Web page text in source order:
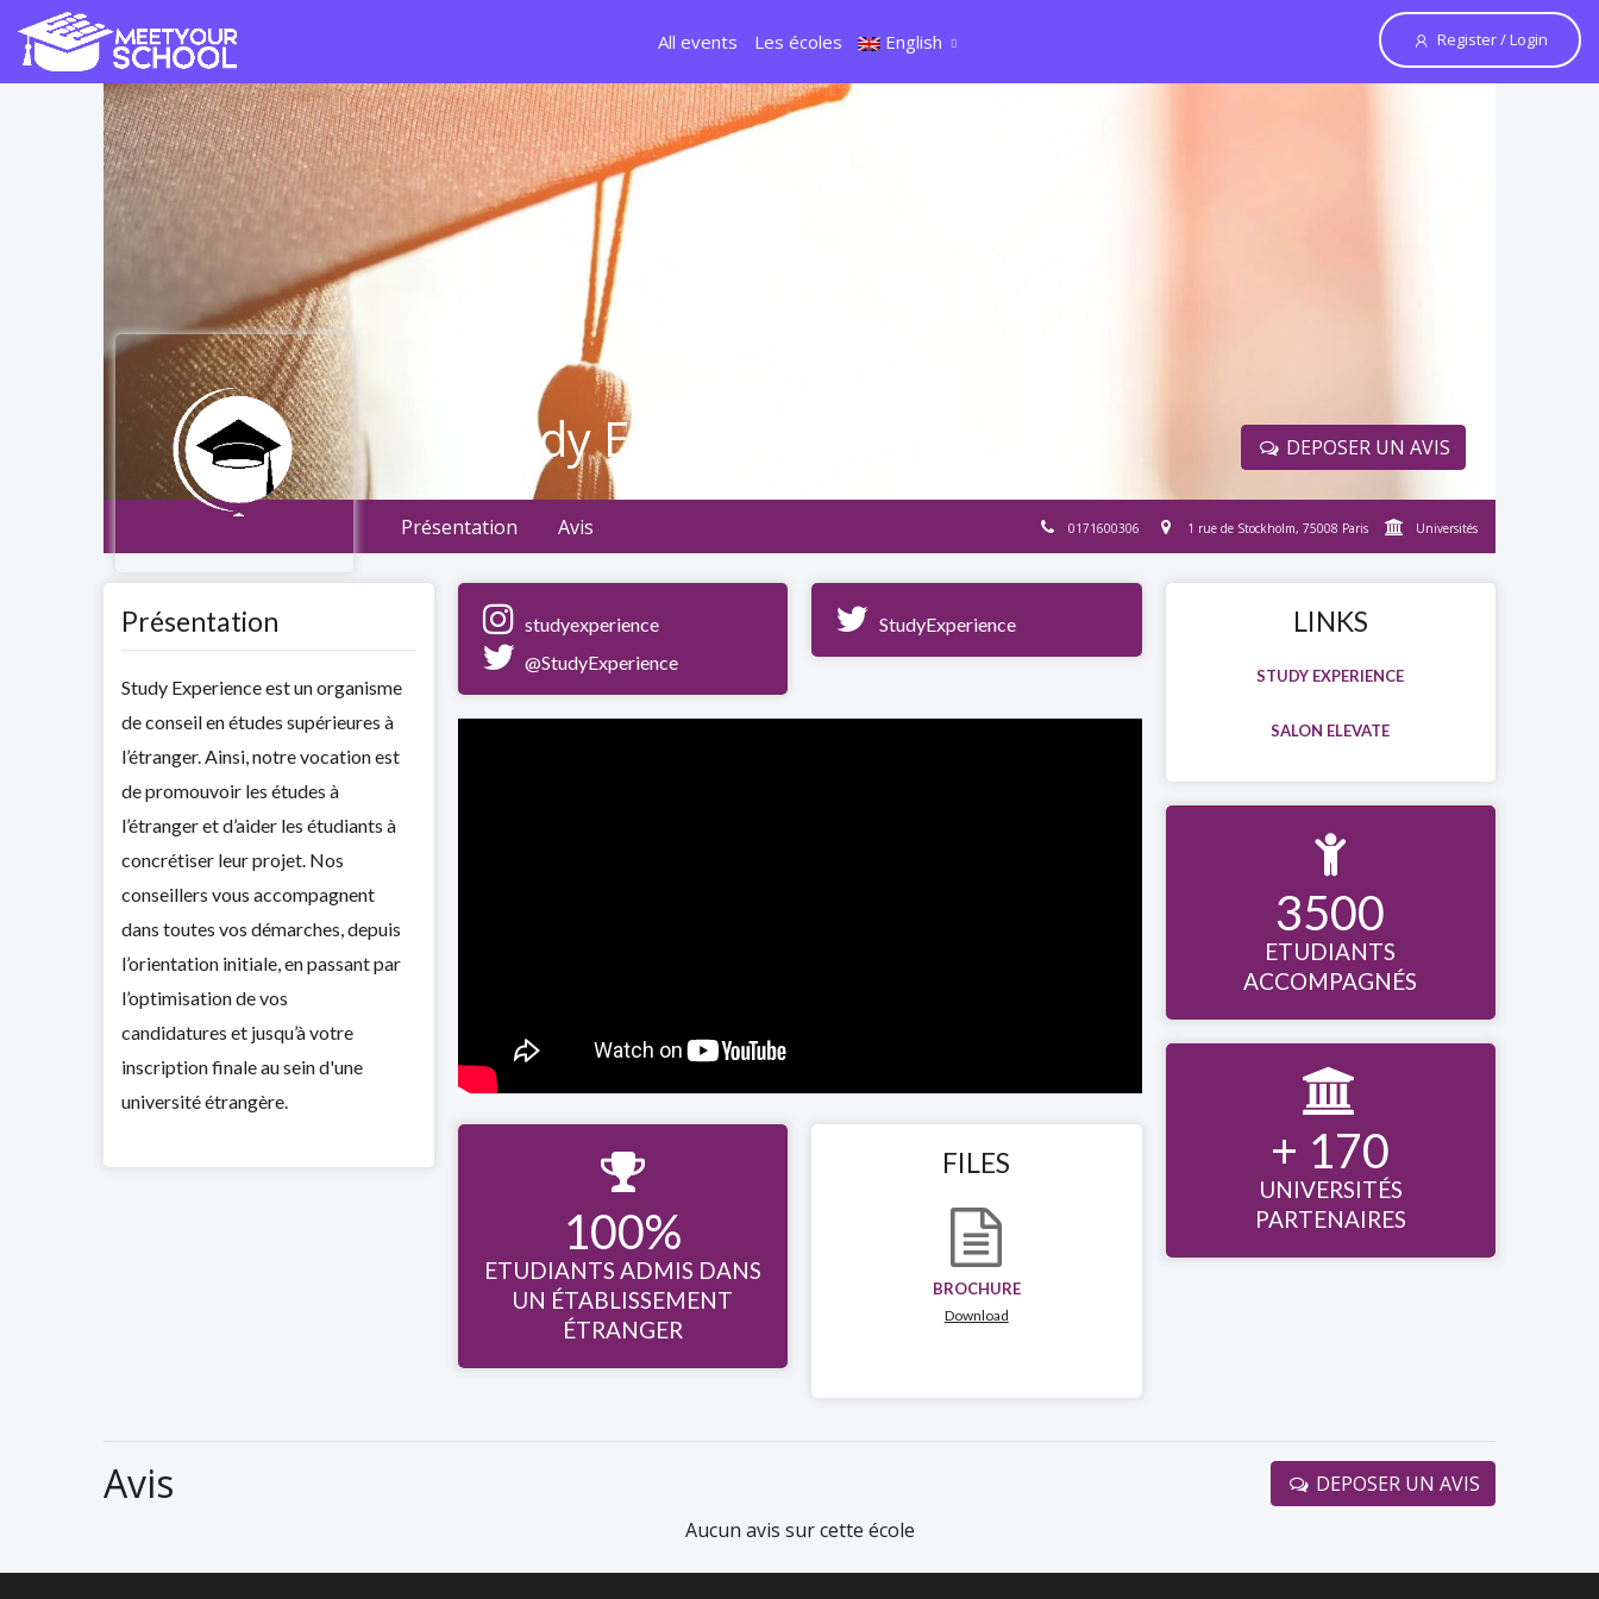
All events Les écoles English Register / Login
DEPOSER UN AVIS
Study Experience
Présentation Avis 0171600306 1 rue de Stockholm, 75008 Paris Universités
Présentation
Study Experience est un organisme
de conseil en études supérieures à
l’étranger. Ainsi, notre vocation est
de promouvoir les études à
l’étranger et d’aider les étudiants à
concrétiser leur projet. Nos
conseillers vous accompagnent
dans toutes vos démarches, depuis
l’orientation initiale, en passant par
l’optimisation de vos
candidatures et jusqu’à votre
inscription finale au sein d'une
université étrangère.
studyexperience
@StudyExperience
StudyExperience LINKS
STUDY EXPERIENCE
SALON ELEVATE

3500
ETUDIANTS
ACCOMPAGNÉS

+ 170
UNIVERSITÉS
PARTENAIRES

100%
ETUDIANTS ADMIS DANS
UN ÉTABLISSEMENT
ÉTRANGER
FILES
BROCHURE
Download
Avis
DEPOSER UN AVIS
Aucun avis sur cette école